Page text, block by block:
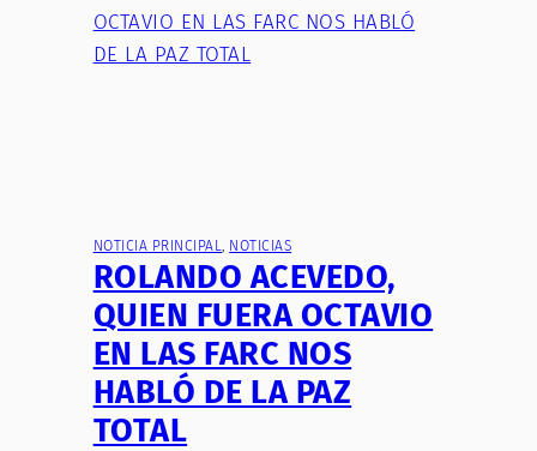
NOTICIA PRINCIPAL NOTICIAS
ROLANDO ACEVEDO,
QUIEN FUERA OCTAVIO
EN LAS FARC NOS
HABLÓ DE LA PAZ
TOTAL